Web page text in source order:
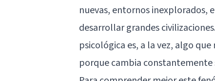
nuevas, entornos inexplorados,
desarrollar grandes
psicológica es, a la vez, algo
porque cambia